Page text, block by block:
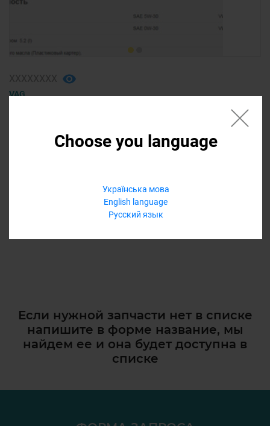
Choose you language
Українська мова
English language
Русский язык
VAG
Еще варианты
Если нужной запчасти нет в списке
напишите в форме название, мы
найдем ее и она будет доступна в
списке